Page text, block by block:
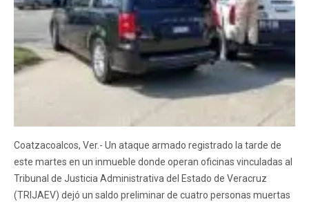
Coatzacoalcos, Ver.- Un ataque armado registrado la tarde de
este martes en un inmueble donde operan oficinas vinculadas al
Tribunal de Justicia Administrativa del Estado de Veracruz
(TRIJAEV) dejó un saldo preliminar de cuatro personas muertas